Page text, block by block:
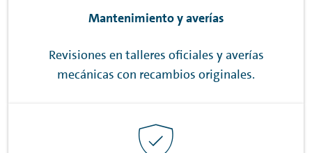
Mantenimiento y averías
Revisiones en talleres oficiales y averías
mecánicas con recambios originales.